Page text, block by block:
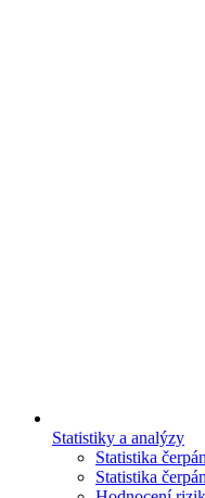
Statistiky a analýzy
Statistika
Statistika